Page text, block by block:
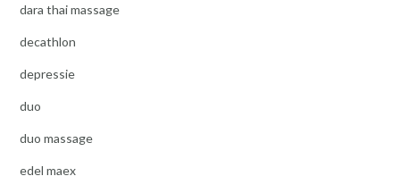
dara thai massage
decathlon
depressie
duo
duo massage
edel maex